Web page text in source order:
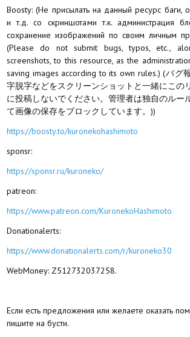
Boosty: (Не присылать на данный ресурс баги,
и т.д. со скриншотами т.к. администрация
сохранение изображений по своим личным
(Please do not submit bugs, typos, etc.,
screenshots, to this resource, as the
saving images according to its own rules.) (バグ
字脱字などをスクリーンショットと一緒にこの
に投稿しないでください。管理者は独自のルー
て画像の保存をブロックしています。))
https://boosty.to/kuronekohashimoto
sponsr:
https://sponsr.ru/kuroneko/
patreon:
https://www.patreon.com/KuronekoHashimoto
Donationalerts:
https://www.donationalerts.com/r/kuroneko30
WebMoney: Z512732037258.
Если есть предложения или желаете оказать
пишите на бусти.